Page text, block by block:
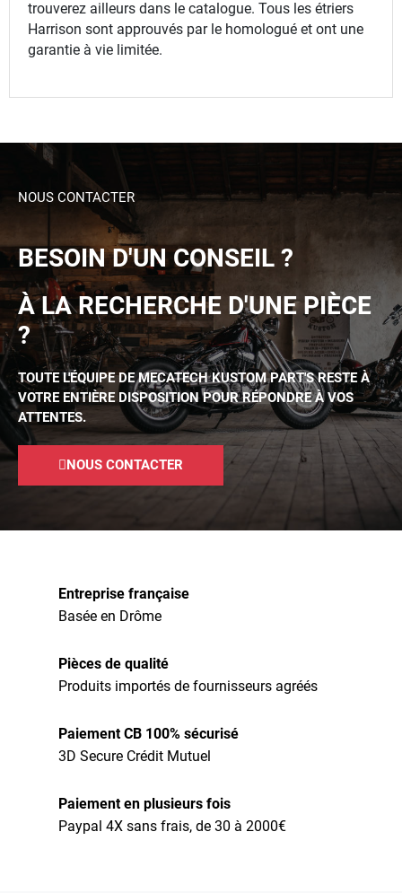
trouverez ailleurs dans le catalogue. Tous les étriers
Harrison sont approuvés par le homologué et ont une
garantie à vie limitée.
NOUS CONTACTER
BESOIN D'UN CONSEIL ?
À LA RECHERCHE D'UNE PIÈCE
?
TOUTE L'ÉQUIPE DE MECATECH KUSTOM PART'S RESTE À
VOTRE ENTIÈRE DISPOSITION POUR RÉPONDRE À VOS
ATTENTES.
NOUS CONTACTER
Entreprise française
Basée en Drôme
Pièces de qualité
Produits importés de fournisseurs agréés
Paiement CB 100% sécurisé
3D Secure Crédit Mutuel
Paiement en plusieurs fois
Paypal 4X sans frais, de 30 à 2000€